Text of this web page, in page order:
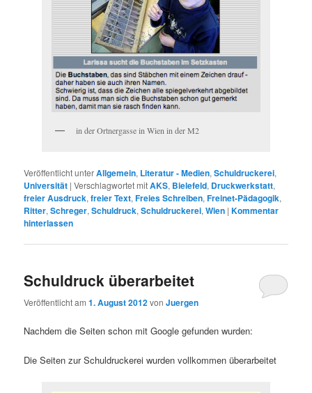
in der Ortnergasse in Wien in der M2
Veröffentlicht unterAllgemein, Literatur - Medien,Schuldruckerei,
Universität |Verschlagwortet mitAKS, Bielefeld, Druckwerkstatt,
freier Ausdruck,freier Text,Freies Schreiben,Freinet-Pädagogik,
Ritter,Schreger,Schuldruck,Schuldruckerei,Wien |Kommentar
hinterlassen
Schuldruck überarbeitet
Veröffentlicht am1. August 2012vonJuergen
Nachdem die Seiten schon mit Google gefunden wurden:
Die Seiten zur Schuldruckerei wurden vollkommen überarbeitet